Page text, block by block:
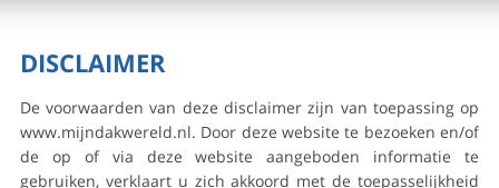
DISCLAIMER
De voorwaarden van deze disclaimer zijn van toepassing op
www.mijndakwereld.nl. Door deze website te bezoeken en/of
de op of via deze website aangeboden informatie te
gebruiken, verklaart u zich akkoord met de toepasselijkheid